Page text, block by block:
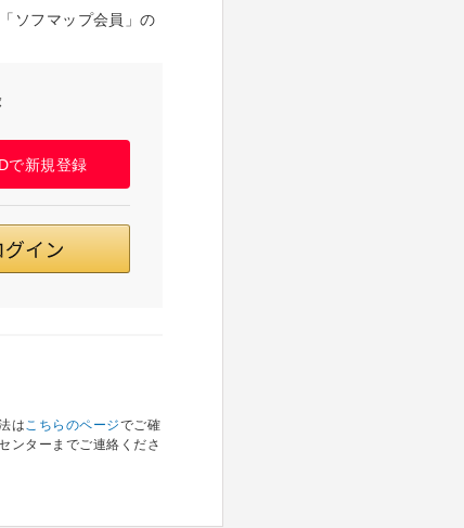
ソフマップ会員」の
で新規登録
はこちらのページでご確
ンターまでご連絡くださ